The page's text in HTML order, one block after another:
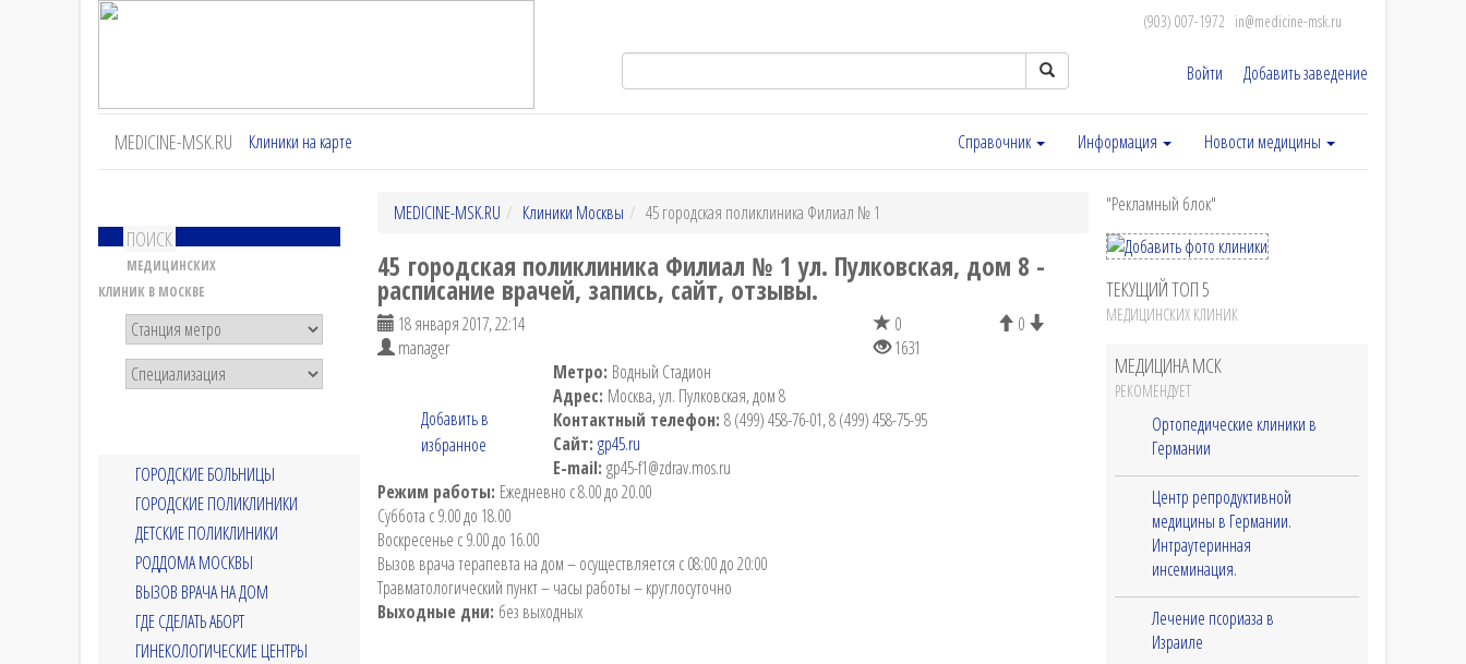
(903) 007-1972 in@medicine-msk.ru
Войти Добавить заведение
MEDICINE-MSK.RU Клиники на карте Справочник Информация Новости медицины
MEDICINE-MSK.RU Клиники Москвы 45 городская поликлиника Филиал № 1
45 городская поликлиника Филиал № 1 ул. Пулковская, дом 8 -
расписание врачей, запись, сайт, отзывы.
18 января 2017, 22:14
manager
0
1631
0
Добавить в
избранное
Метро: Водный Стадион
Адрес: Москва, ул. Пулковская, дом 8
Контактный телефон: 8 (499) 458-76-01, 8 (499) 458-75-95
Сайт: gp45.ru
E-mail: gp45-f1@zdrav.mos.ru
Режим работы: Ежедневно с 8.00 до 20.00
Суббота с 9.00 до 18.00
Воскресенье с 9.00 до 16.00
Вызов врача терапевта на дом – осуществляется с 08:00 до 20:00
Травматологический пункт – часы работы – круглосуточно
Выходные дни: без выходных
ПОИСК
МЕДИЦИНСКИХ
КЛИНИК В МОСКВЕ
ГОРОДСКИЕ БОЛЬНИЦЫ
ГОРОДСКИЕ ПОЛИКЛИНИКИ
ДЕТСКИЕ ПОЛИКЛИНИКИ
РОДДОМА МОСКВЫ
ВЫЗОВ ВРАЧА НА ДОМ
ГДЕ СДЕЛАТЬ АБОРТ
ГИНЕКОЛОГИЧЕСКИЕ ЦЕНТРЫ
"Рекламный блок"
ТЕКУЩИЙ ТОП 5
МЕДИЦИНСКИХ КЛИНИК
МЕДИЦИНА МСК
РЕКОМЕНДУЕТ
Ортопедические клиники в
Германии
Центр репродуктивной
медицины в Германии.
Интраутеринная
инсеминация.
Лечение псориаза в
Израиле